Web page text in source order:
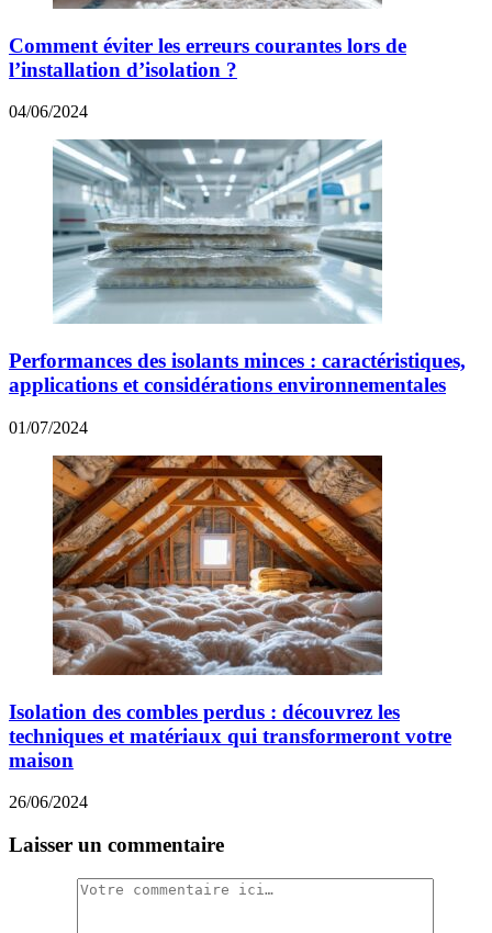
Comment éviter les erreurs courantes lors de
l’installation d’isolation ?
04/06/2024
Performances des isolants minces : caractéristiques,
applications et considérations environnementales
01/07/2024
Isolation des combles perdus : découvrez les
techniques et matériaux qui transformeront votre
maison
26/06/2024
Laisser un commentaire